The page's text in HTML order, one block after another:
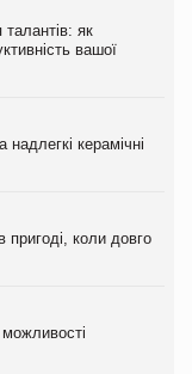
талантів: як
вашої
керамічні
пригоді, коли довго